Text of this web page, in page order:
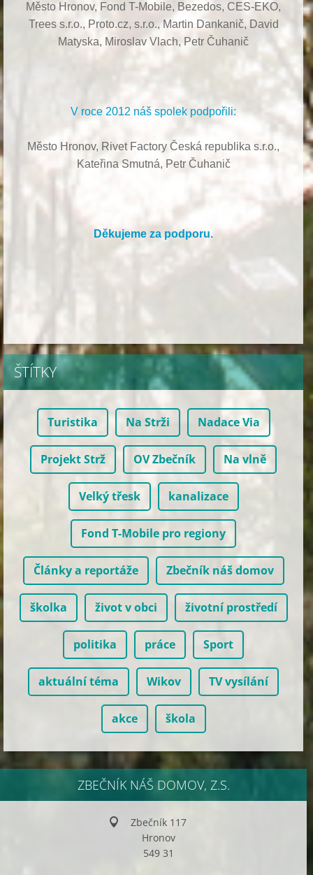
Město Hronov, Fond T-Mobile, Bezedos, CES-EKO,
Trees s.r.o., Proto.cz, s.r.o., Martin Dankanič, David
Matyska, Miroslav Vlach, Petr Čuhanič
V roce 2012 náš spolek podpořili:
Město Hronov, Rivet Factory Česká republika s.r.o.,
Kateřina Smutná, Petr Čuhanič
Děkujeme za podporu.
ŠTÍTKY
Turistika Na Strži Nadace Via
Projekt Strž OV Zbečník Na vlně
Velký třesk kanalizace
Fond T-Mobile pro regiony
Články a reportáže Zbečník náš domov
školka život v obci životní prostředí
politika práce Sport
aktuální téma Wikov TV vysílání
akce škola
ZBEČNÍK NÁŠ DOMOV, Z.S.
Zbečník 117
Hronov
549 31